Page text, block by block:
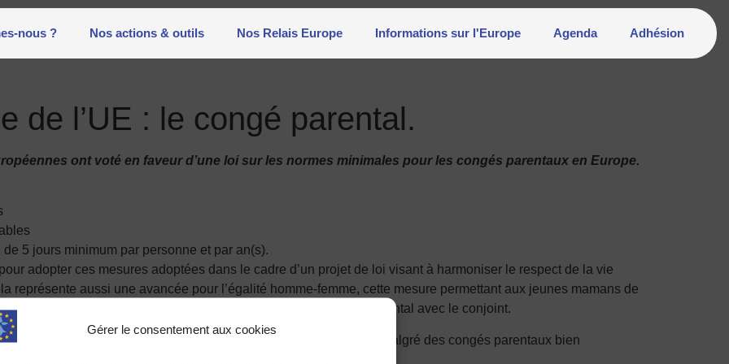
Gérer le consentement aux cookies
nous ? Nos actions & outils Nos Relais Europe Informations sur l'Europe Agenda Adhésion
de l’UE : le congé parental.
ont voté en faveur d’une loi sur les normes minimales pour les congés parentaux en Europe.
5 jours minimum par personne et par an(s).
adopter ces mesures adoptées dans le cadre d’un projet de loi visant à harmoniser le respect de la vie
représente aussi une avancée pour l’égalité homme-femme, cette mesure permettant aux jeunes mamans de
à la naissance d’un enfant en partageant le congé parental avec le conjoint.
soit encore peu rémunéré. Mais par exemple, en Allemagne, malgré des congés parentaux bien
pas encore.